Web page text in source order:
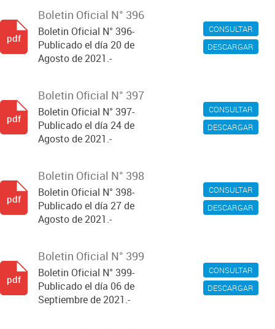
CONSULTAR
DESCARGAR
Boletin Oficial N° 396
Boletin Oficial N° 396-
Publicado el día 20 de
Agosto de 2021.-
pdf
CONSULTAR
DESCARGAR
Boletin Oficial N° 397
Boletin Oficial N° 397-
Publicado el día 24 de
Agosto de 2021.-
pdf
CONSULTAR
DESCARGAR
Boletin Oficial N° 398
Boletin Oficial N° 398-
Publicado el día 27 de
Agosto de 2021.-
pdf
CONSULTAR
DESCARGAR
Boletin Oficial N° 399
Boletin Oficial N° 399-
Publicado el día 06 de
Septiembre de 2021.-
pdf